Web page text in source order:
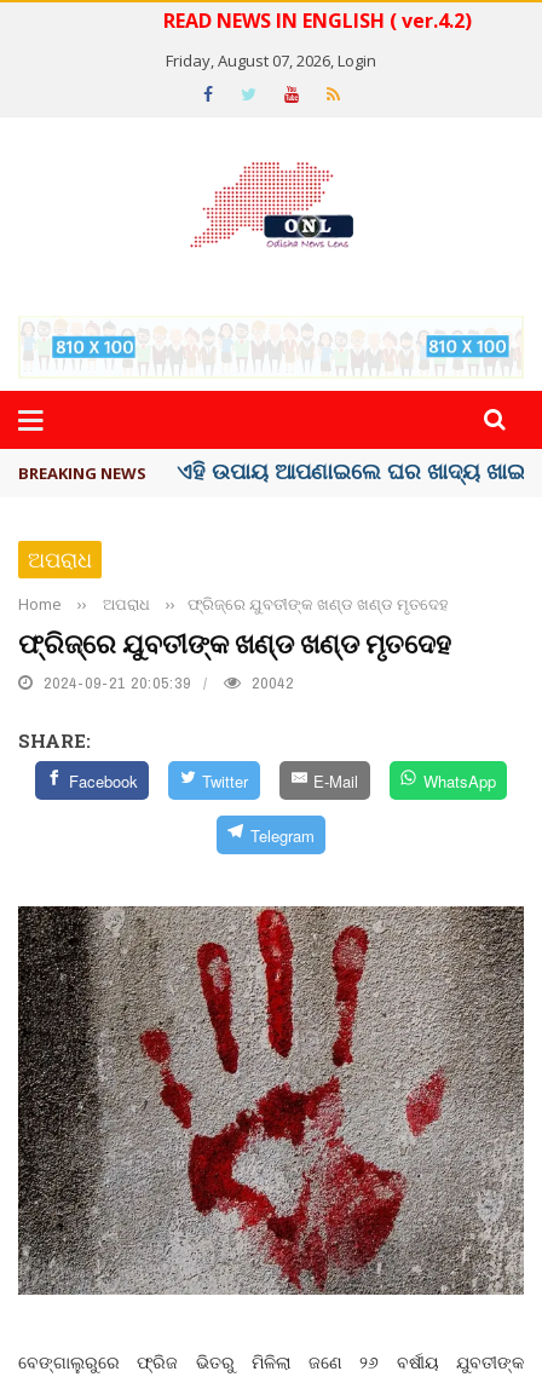
READ NEWS IN ENGLISH ( ver.4.2)
Friday, August 07, 2026,Login
BREAKING NEWS ସବୁଠୁ ମହଙ୍ଗା ସେଲିବ୍ରିଟି ଶାହରୁଖ ଖାନ୍
ଅପରାଧ
Home ›› ଅପରାଧ ›› ଫ୍ରିଜ୍‌ରେ ଯୁବତୀଙ୍କ ଖଣ୍ଡ ଖଣ୍ଡ ମୃତଦେହ
ଫ୍ରିଜ୍‌ରେ ଯୁବତୀଙ୍କ ଖଣ୍ଡ ଖଣ୍ଡ ମୃତଦେହ
2024-09-21 20:05:39 20042
SHARE:
Facebook Twitter E-Mail WhatsApp
Telegram
ବେଙ୍ଗାଲୁରୁରେ ଫ୍ରିଜ ଭିତରୁ ମିଳିଲା ଜଣେ ୨୬ ବର୍ଷୀୟ ଯୁବତୀଙ୍କ